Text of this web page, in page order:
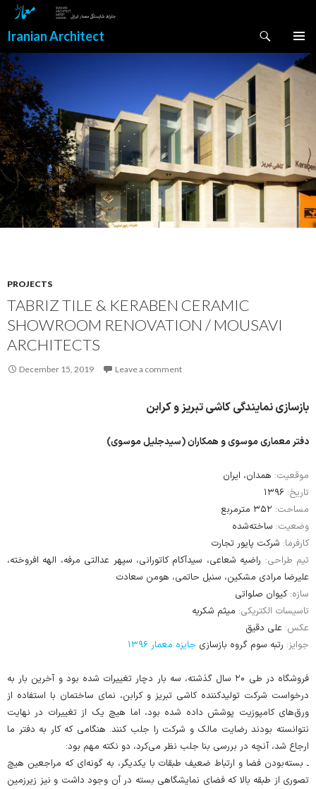
Iranian Architect
MENU
TO
CONTENT
PROJECTS
TABRIZ TILE & KERABEN CERAMIC
SHOWROOM RENOVATION / MOUSAVI
ARCHITECTS
December 15, 2019 Leave a comment
بازسازی نمایندگی کاشی تبریز و کرابن
دفتر معماری موسوی و همکاران (سیدجلیل موسوی)
موقعیت: همدان، ایران
تاریخ:
مساحت: ۳۵۲ مترمربع
وضعیت: ساخته‌شده
کارفرما: شرکت پایور تجارت
تیم طراحی: راضیه شعاعی، سیدآکام کاتورانی، سپهر عدالتی مرفه، الهه افروخته،
علیرضا مرادی مشکین، سنبل حاتمی، هومن سعادت
سازه: کیوان صلواتی
تاسیسات الکتریکی: میثم شکریه
عکس: علی دقیق
جوایز: رتبه سوم گروه بازسازی جایزه معمار ۱۳۹۶
فروشگاه در طی ۲۰ سال گذشته، سه بار دچار تغییرات شده بود و آخرین بار به
درخواست شرکت تولیدکننده کاشی تبریز و کرابن، نمای ساختمان با استفاده از
ورق‌های کامپوزیت پوشش داده شده بود، اما هیچ یک از تغییرات در نهایت
نتوانسته بودند رضایت مالک و شرکت را جلب کنند. هنگامی که کار به دفتر ما
ارجاع شد، آنچه در بررسی بنا جلب نظر می‌کرد، دو نکته مهم بود:
ـ بسته‌بودن فضا و ارتباط ضعیف طبقات با یکدیگر، به گونه‌ای که مراجعین هیچ
تصوری از طبقه بالا که فضای نمایشگاهی بسته در آن وجود داشت و نیز زیرزمین